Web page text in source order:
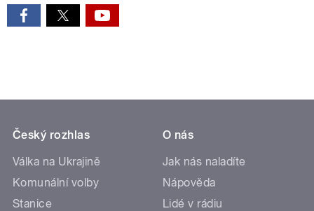
Český rozhlas
Válka na Ukrajině
Komunální volby
Stanice
O nás
Jak nás naladíte
Nápověda
Lidé v rádiu